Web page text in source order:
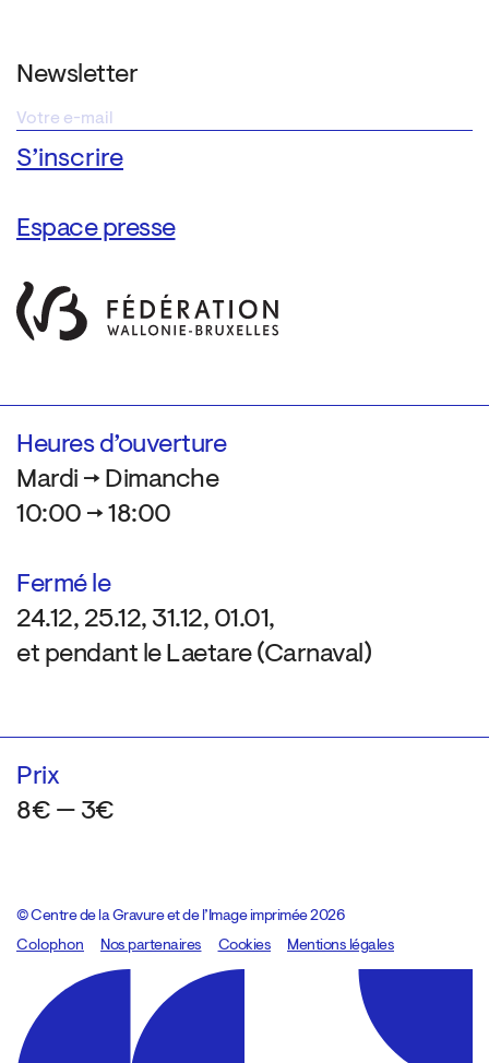
Newsletter
Espace presse
Heures d’ouverture
Mardi → Dimanche
10:00 → 18:00
Fermé le
24.12, 25.12, 31.12, 01.01,
et pendant le Laetare (Carnaval)
Prix
8€ — 3€
© Centre de la Gravure et de l’Image imprimée 2026
Colophon
Design:Marcel Kaczmarek, code:8080.studio
Nos partenaires Cookies Mentions légales